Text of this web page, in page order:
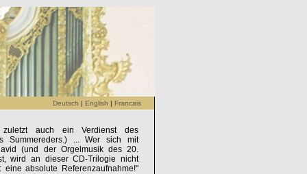
Deutsch | English | Francais
auch ein Verdienst des
Summereders.) ... Wer sich mit
(und der Orgelmusik des 20.
wird an dieser CD-Trilogie nicht
eine absolute Referenzaufnahme!"